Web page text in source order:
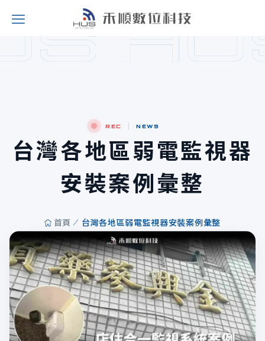
首頁 台灣各地區弱電監視器安裝案例彙整
REC NEWS
台灣各地區弱電監視器
安裝案例彙整